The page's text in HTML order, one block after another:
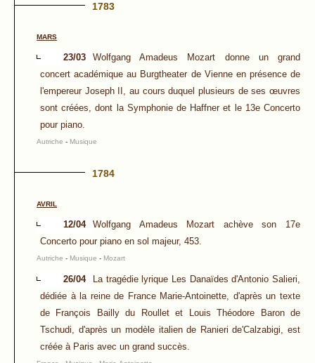
1783
MARS
23/03
Wolfgang Amadeus Mozart donne un grand
concert académique au Burgtheater de Vienne en présence de
l'empereur Joseph II, au cours duquel plusieurs de ses œuvres
sont créées, dont la Symphonie de Haffner et le 13e Concerto
pour piano.
Autriche - Musique
1784
AVRIL
12/04
Wolfgang Amadeus Mozart achève son 17e
Concerto pour piano en sol majeur, 453.
Autriche - Musique - Mozart
26/04
La tragédie lyrique Les Danaïdes d'Antonio Salieri,
dédiée à la reine de France Marie-Antoinette, d'après un texte
de François Bailly du Roullet et Louis Théodore Baron de
Tschudi, d'après un modèle italien de Ranieri de'Calzabigi, est
créée à Paris avec un grand succès.